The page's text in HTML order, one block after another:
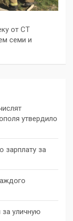
от СТ
семи и
утвердило
зарплату за
уличную